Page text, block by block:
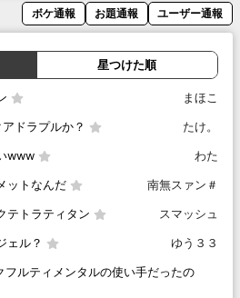
ボケ通報 お題通報 ユーザー通報
星つけた順
まほこ
ドラプルか？ たけ。
www わた
ットなんだ 南無スァン＃
テトラティタン スマッシュ
ェル？ ゆう３３
ルティメンタルの使い手だったの